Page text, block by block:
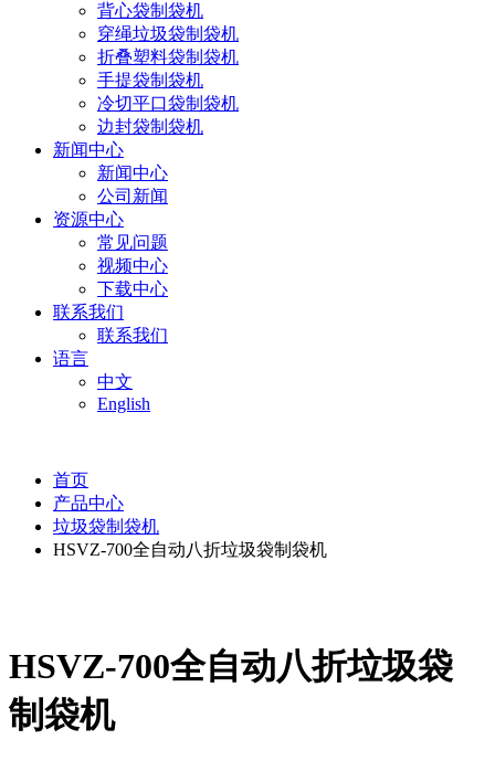
背心袋制袋机
穿绳垃圾袋制袋机
折叠塑料袋制袋机
手提袋制袋机
冷切平口袋制袋机
边封袋制袋机
新闻中心
新闻中心
公司新闻
资源中心
常见问题
视频中心
下载中心
联系我们
联系我们
语言
中文
English
首页
产品中心
垃圾袋制袋机
HSVZ-700全自动八折垃圾袋制袋机
HSVZ-700全自动八折垃圾袋
制袋机